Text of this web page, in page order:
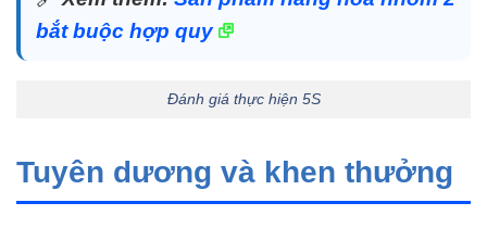
bắt buộc hợp quy
Đánh giá thực hiện 5S
Tuyên dương và khen thưởng